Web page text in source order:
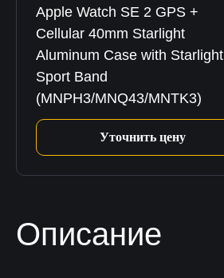
Apple Watch SE 2 GPS +
Cellular 40mm Starlight
Aluminum Case with Starlight
Sport Band
(MNPH3/MNQ43/MNTK3)
Уточнить цену
Описание